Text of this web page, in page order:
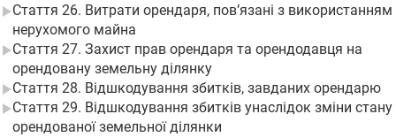
Стаття 26. Витрати орендаря, пов’язані з використанням
нерухомого майна
Стаття 27. Захист прав орендаря та орендодавця на
орендовану земельну ділянку
Стаття 28. Відшкодування збитків, завданих орендарю
Стаття 29. Відшкодування збитків унаслідок зміни стану
орендованої земельної ділянки